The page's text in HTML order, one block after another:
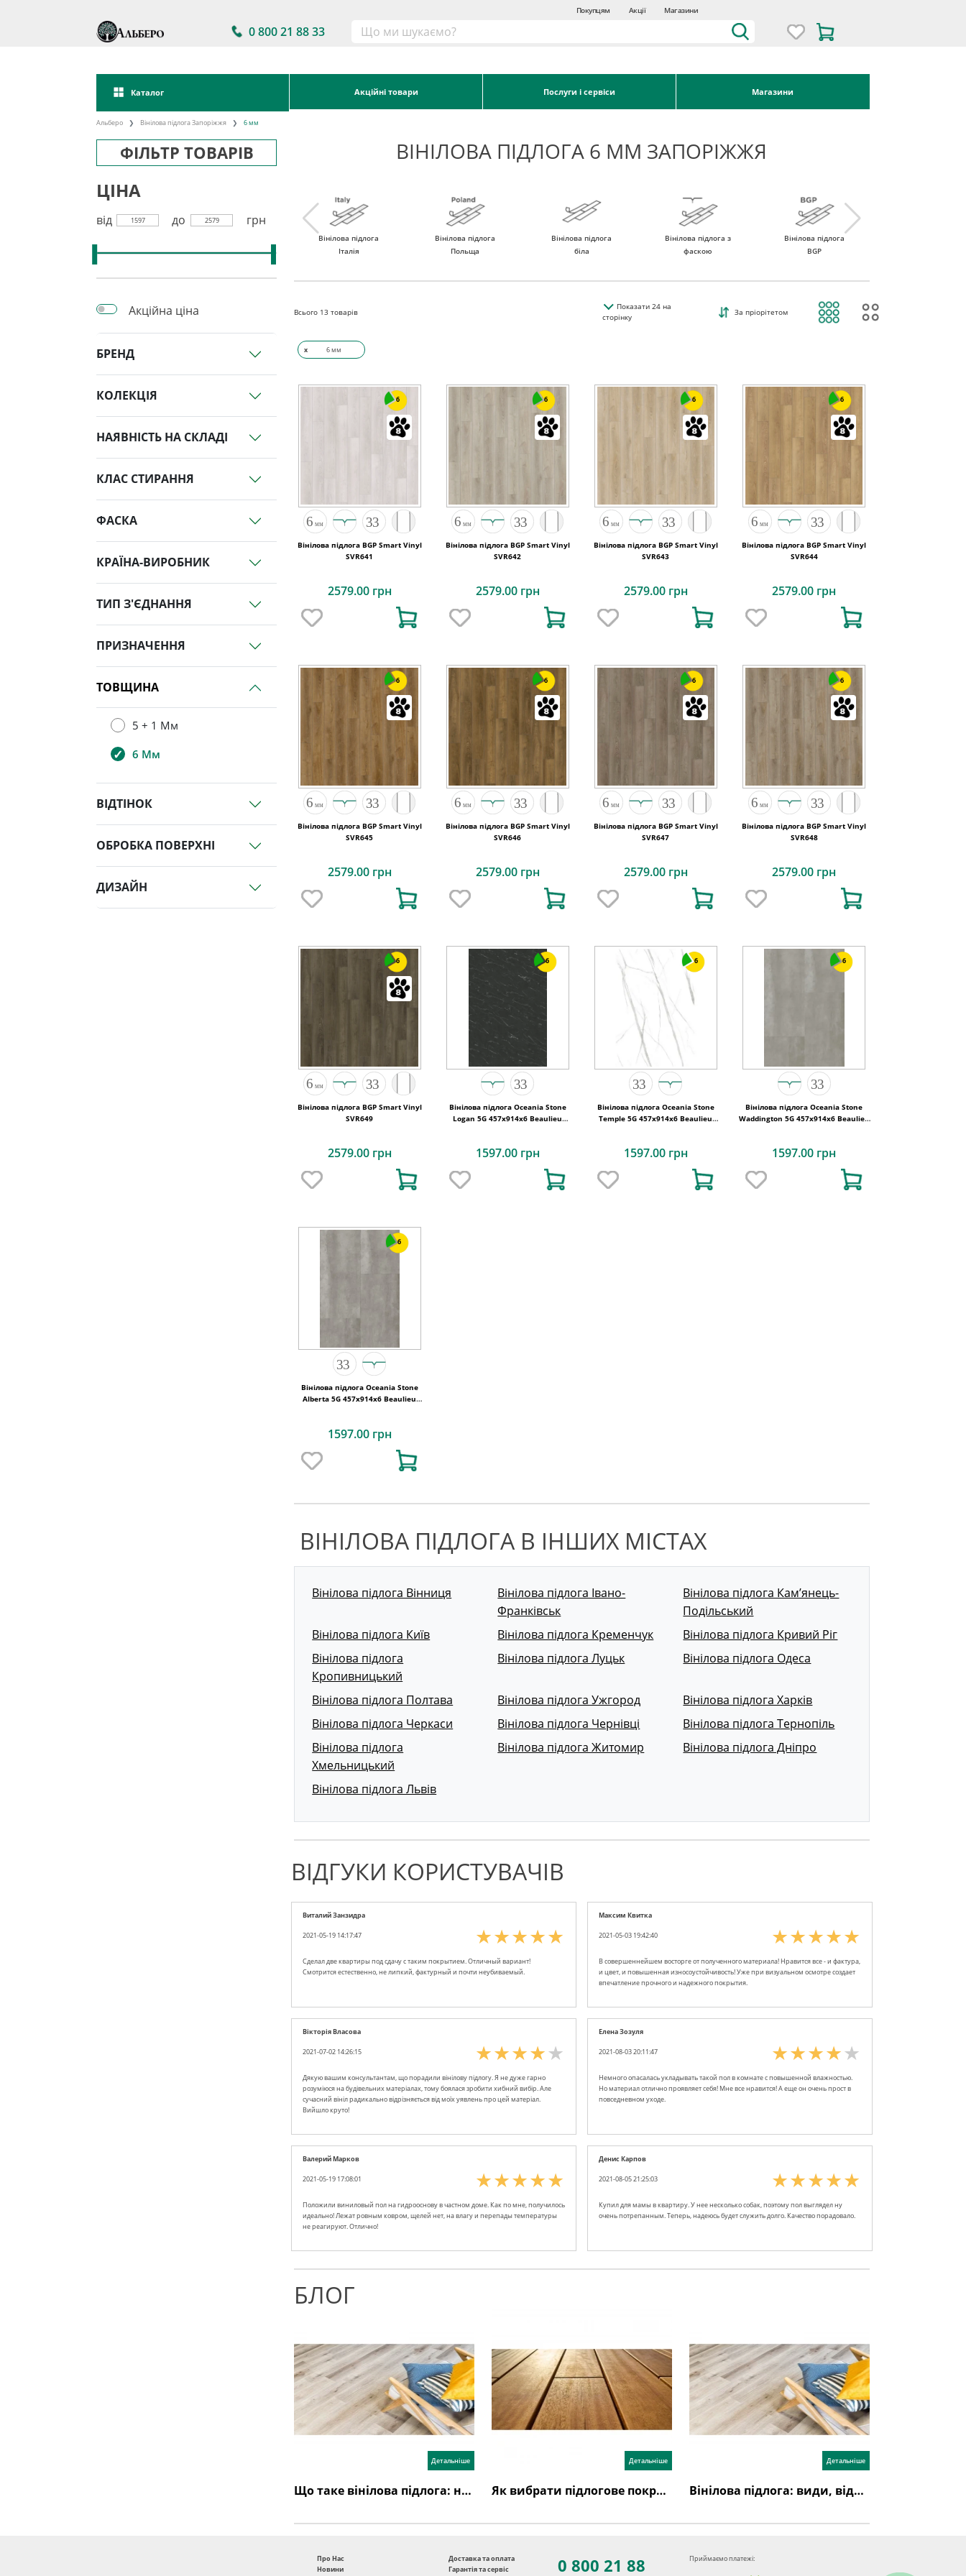
Покупцям Акції Магазини
0 800 21 88 33
Каталог Акційні товари Послуги і сервіси Магазини
Альберо Вінілова підлога Запоріжжя 6 мм
ФІЛЬТР ТОВАРІВ ВІНІЛОВА ПІДЛОГА 6 ММ ЗАПОРІЖЖЯ
ЦІНА
від 1597 до 2579 грн
Акційна ціна
БРЕНД
КОЛЕКЦІЯ
НАЯВНІСТЬ НА СКЛАДІ
КЛАС СТИРАННЯ
ФАСКА
КРАЇНА-ВИРОБНИК
ТИП З'ЄДНАННЯ
ПРИЗНАЧЕННЯ
ТОВЩИНА
5 + 1 Мм
6 Мм
ВІДТІНОК
ОБРОБКА ПОВЕРХНІ
ДИЗАЙН
підлогу
клейова
Вінілова підлога
Італія
Вінілова підлога
Польща
Вінілова підлога
біла
Вінілова підлога з
фаскою
Вінілова підлога
BGP
Всього 13 товарів
Показати24на
сторінку
За пріорітетом
x 6 мм
6
Вінілова підлога BGP Smart Vinyl
SVR641
2579.00 грн
6
Вінілова підлога BGP Smart Vinyl
SVR642
2579.00 грн
6
Вінілова підлога BGP Smart Vinyl
SVR643
2579.00 грн
6
Вінілова підлога BGP Smart Vinyl
SVR644
2579.00 грн
6
Вінілова підлога BGP Smart Vinyl
SVR645
2579.00 грн
6
Вінілова підлога BGP Smart Vinyl
SVR646
2579.00 грн
6
Вінілова підлога BGP Smart Vinyl
SVR647
2579.00 грн
6
Вінілова підлога BGP Smart Vinyl
SVR648
2579.00 грн
6
Вінілова підлога BGP Smart Vinyl
SVR649
2579.00 грн
6
Вінілова підлога Oceania Stone
Logan 5G 457x914х6 Beaulieu
1597.00 грн
6
Вінілова підлога Oceania Stone
Temple 5G 457x914х6 Beaulieu
1597.00 грн
6
Вінілова підлога Oceania Stone
Waddington 5G 457x914х6 Beaulieu
1597.00 грн
6
Вінілова підлога Oceania Stone
Alberta 5G 457x914х6 Beaulieu
1597.00 грн
ВІНІЛОВА ПІДЛОГА В ІНШИХ МІСТАХ
Вінілова підлога Вінниця
Вінілова підлога Івано-
Франківськ
Вінілова підлога Кам’янець-
Подільський
Вінілова підлога Київ
Вінілова підлога Кременчук
Вінілова підлога Кривий Ріг
Вінілова підлога
Кропивницький
Вінілова підлога Луцьк Вінілова підлога Одеса
Вінілова підлога Полтава Вінілова підлога Ужгород
Вінілова підлога Харків
Вінілова підлога Черкаси
Вінілова підлога Чернівці
Вінілова підлога Тернопіль
Вінілова підлога
Хмельницький
Вінілова підлога Житомир Вінілова підлога Дніпро
Вінілова підлога Львів
ВІДГУКИ КОРИСТУВАЧІВ
Виталий Занзидра
2021-05-19 14:17:47
Сделал две квартиры под сдачу с таким покрытием. Отличный вариант!
Смотрится естественно, не липкий, фактурный и почти неубиваемый.
Максим Квитка
2021-05-03 19:42:40
В совершеннейшем восторге от полученного материала! Нравится все - и фактура,
и цвет, и повышенная износоустойчивость! Уже при визуальном осмотре создает
впечатление прочного и надежного покрытия.
Вікторія Власова
2021-07-02 14:26:15
Дякую вашим консультантам, що порадили вінілову підлогу. Я не дуже гарно
розуміюся на будівельних матеріалах, тому боялася зробити хибний вибір. Але
сучасний вініл радикально відрізняється від моїх уявлень про цей матеріал.
Вийшло круто!
Елена Зозуля
2021-08-03 20:11:47
Немного опасалась укладывать такой пол в комнате с повышенной влажностью.
Но материал отлично проявляет себя! Мне все нравится! А еще он очень прост в
повседневном уходе.
Валерий Марков
2021-05-19 17:08:01
Положили виниловый пол на гидрооснову в частном доме. Как по мне, получилось
идеально! Лежат ровным ковром, щелей нет, на влагу и перепады температуры
не реагируют. Отлично!
Денис Карпов
2021-08-05 21:25:03
Купил для мамы в квартиру. У нее несколько собак, поэтому пол выглядел ну
очень потрепанным. Теперь, надеюсь будет служить долго. Качество порадовало.
БЛОГ
Детальніше
Що таке вінілова підлога: недоліки, переваги, відгуки, як обрати?
Детальніше
Як вибрати підлогове покриття?
Детальніше
Вінілова підлога: види, відгуки, недоліки, переваги
Про Нас
Новини
Доставка та оплата
Гарантія та сервіс
0 800 21 88 Приймаємо платежі: